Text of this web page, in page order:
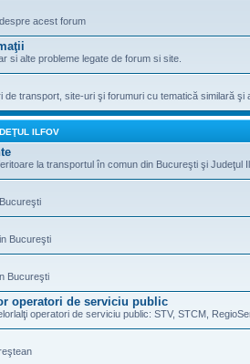
acest forum
si alte probleme legate de forum si site.
de transport, site-uri şi forumuri cu tematică similară şi
ILFOV
la transportul în comun din Bucureşti şi Judeţul
Bucureşti
Bucureşti
operatori de serviciu public
operatori de serviciu public: STV, STCM,